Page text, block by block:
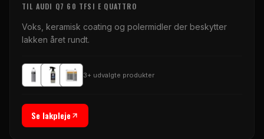
TIL AUDI Q7 60 TFSI E QUATTRO
Voks, keramisk coating og polermidler der beskytter
lakken året rundt.
3+ udvalgte produkter
Se lakpleje